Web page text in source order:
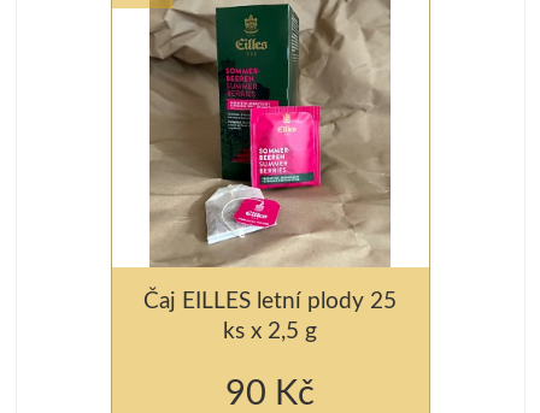
Čaj EILLES letní plody 25
ks x 2,5 g
90 Kč